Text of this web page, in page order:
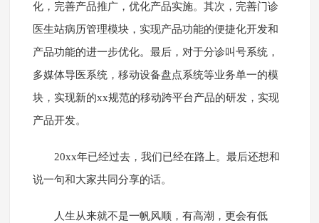
化，完善产品推广，优化产品实施。其次，完善门诊
医生站病历管理模块，实现产品功能的便捷化开发和
产品功能的进一步优化。最后，对于分诊叫号系统，
多媒体导医系统，移动设备盘点系统等业务单一的模
块，实现新的xx规范的移动跨平台产品的研发，实现
产品开发。
20xx年已经过去，我们已经在路上。最后还想和
说一句和大家共同分享的话。
人生从来就不是一帆风顺，有高潮，更会有低